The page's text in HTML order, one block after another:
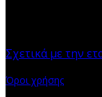
Σχετικά με την
Όροι χρήσης